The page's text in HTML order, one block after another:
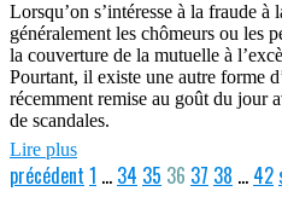
Lorsqu’on s’intéresse à la fraude à
généralement les chômeurs ou les
la couverture de la mutuelle à
Pourtant, il existe une autre forme
récemment remise au goût du jour
de scandales.
Lire plus
précédent 1 … 34 35 36 37 38 … 42